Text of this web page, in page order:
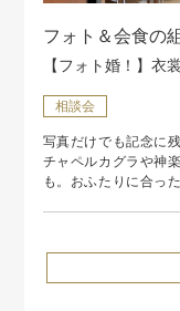
フォト＆会食の
【フォト婚！】衣
相談会
写真だけでも記念に
チャペルカグラや神
も。おふたりに合っ